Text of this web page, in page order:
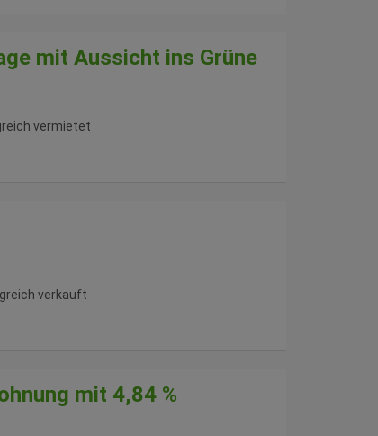
mit Aussicht ins Grüne
vermietet
verkauft
mit 4,84 %